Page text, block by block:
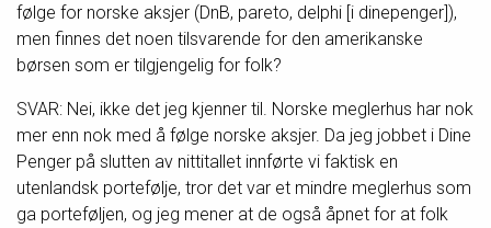
følge for norske aksjer (DnB, pareto, delphi [i dinepenger]),
men finnes det noen tilsvarende for den amerikanske
børsen som er tilgjengelig for folk?
SVAR: Nei, ikke det jeg kjenner til. Norske meglerhus har nok
mer enn nok med å følge norske aksjer. Da jeg jobbet i Dine
Penger på slutten av nittitallet innførte vi faktisk en
utenlandsk portefølje, tror det var et mindre meglerhus som
ga porteføljen, og jeg mener at de også åpnet for at folk